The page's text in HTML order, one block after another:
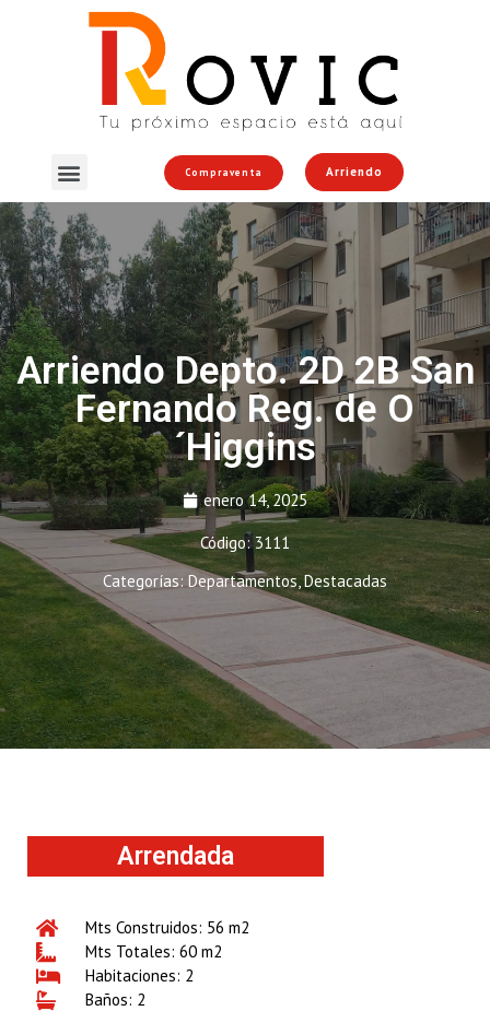
Compraventa Arriendo
Arriendo Depto. 2D 2B San
Fernando Reg. de O
´Higgins
enero 14, 2025
Código: 3111
Categorías: Departamentos,Destacadas
Arrendada
Mts Construidos: 56 m2
Mts Totales: 60 m2
Habitaciones: 2
Baños: 2